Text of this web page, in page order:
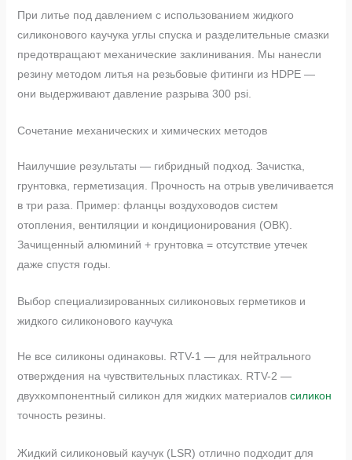
При литье под давлением с использованием жидкого
силиконового каучука углы спуска и разделительные смазки
предотвращают механические заклинивания. Мы нанесли
резину методом литья на резьбовые фитинги из HDPE —
они выдерживают давление разрыва 300 psi.
Сочетание механических и химических методов
Наилучшие результаты — гибридный подход. Зачистка,
грунтовка, герметизация. Прочность на отрыв увеличивается
в три раза. Пример: фланцы воздуховодов систем
отопления, вентиляции и кондиционирования (ОВК).
Зачищенный алюминий + грунтовка = отсутствие утечек
даже спустя годы.
Выбор специализированных силиконовых герметиков и
жидкого силиконового каучука
Не все силиконы одинаковы. RTV-1 — для нейтрального
отверждения на чувствительных пластиках. RTV-2 —
двухкомпонентный силикон для жидких материалов силикон
точность резины.
Жидкий силиконовый каучук (LSR) отлично подходит для